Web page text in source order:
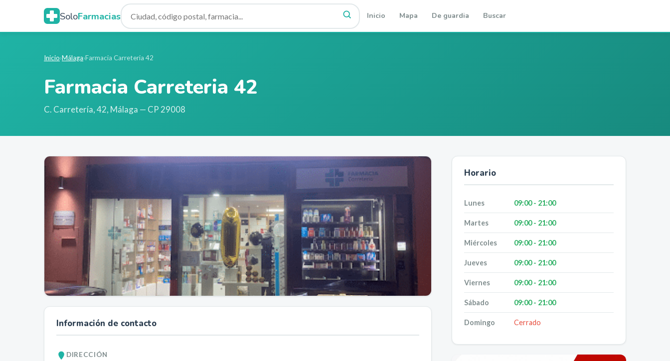
SoloFarmacias Inicio Mapa De guardia Buscar
Inicio›Málaga›Farmacia Carreteria 42
Farmacia Carreteria 42
C. Carretería, 42, Málaga — CP 29008
Información de contacto
DIRECCIÓN
Horario
Lunes 09:00 - 21:00
Martes 09:00 - 21:00
Miércoles 09:00 - 21:00
Jueves 09:00 - 21:00
Viernes 09:00 - 21:00
Sábado 09:00 - 21:00
Domingo Cerrado